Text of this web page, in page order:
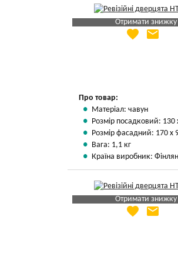
Отримати знижку
Яка Ваша ціна
favorite email
Про товар:
Матеріал: чавун
Розмір посадковий: 130
Розмір фасадний: 170 х
Вага: 1,1 кг
Країна виробник:
Отримати знижку
Яка Ваша ціна
favorite email